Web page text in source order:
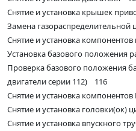
Снятие и установка крышек
Замена
Снятие и установка
Установка базового положения
Проверка базового положения
двигатели серии 112) 116
Снятие и установка
Снятие и установка головки(ок)
Снятие и установка впускного